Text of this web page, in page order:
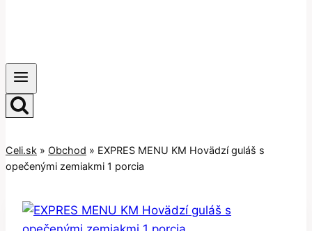
Celi.sk » Obchod » EXPRES MENU KM Hovädzí guláš s
opečenými zemiakmi 1 porcia